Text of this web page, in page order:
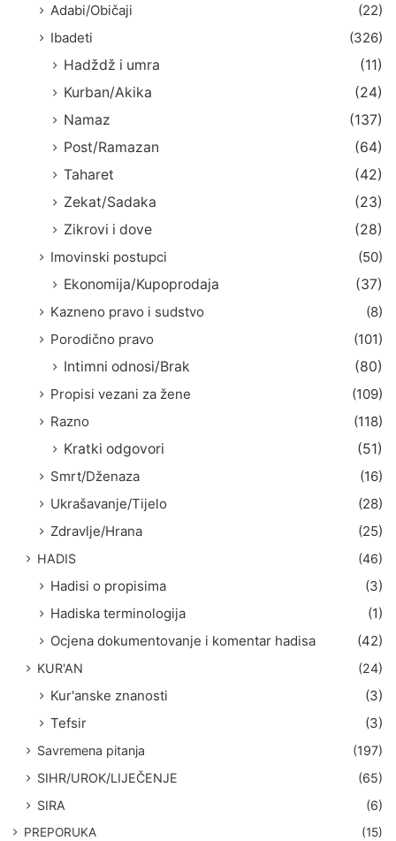
Adabi/Običaji
(22)
Ibadeti
(326)
Hadždž i umra
(11)
Kurban/Akika
(24)
Namaz
(137)
Post/Ramazan
(64)
Taharet
(42)
Zekat/Sadaka
(23)
Zikrovi i dove
(28)
Imovinski postupci
(50)
Ekonomija/Kupoprodaja
(37)
Kazneno pravo i sudstvo
(8)
Porodično pravo
(101)
Intimni odnosi/Brak
(80)
Propisi vezani za žene
(109)
Razno
(118)
Kratki odgovori
(51)
Smrt/Dženaza
(16)
Ukrašavanje/Tijelo
(28)
Zdravlje/Hrana
(25)
HADIS (46)
Hadisi o propisima
(3)
Hadiska terminologija
(1)
Ocjena dokumentovanje i komentar hadisa
(42)
KUR'AN (24)
Kur'anske znanosti
(3)
Tefsir
(3)
Savremena pitanja
(197)
SIHR/UROK/LIJEČENJE
(65)
SIRA
(6)
PREPORUKA (15)